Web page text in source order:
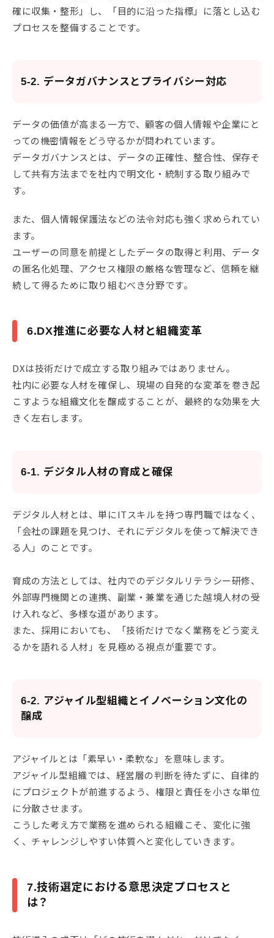
確に収集・整形」し、「目的に沿った指標」に落とし込む
プロセスを整備することです。
5-2. データガバナンスとプライバシー対応
データの価値が高まる一方で、顧客の個人情報や企業にと
っての機密情報をどう守るかが問われています。
データガバナンスとは、データの正確性、整合性、保存そ
して共有方法までを社内で明文化・統制する取り組みで
す。
また、個人情報保護法などの法令対応も強く求められてい
ます。
ユーザーの同意を前提としたデータの取得と利用、データ
の匿名化処理、アクセス権限の厳格な管理など、信頼を継
続して得るために取り組むべき分野です。
6.DX推進に必要な人材と組織変革
DXは技術だけで成立する取り組みではありません。
社内に必要な人材を確保し、現場の自発的な変革を巻き起
こすような組織文化を醸成することが、最終的な効果を大
きく左右します。
6-1. デジタル人材の育成と確保
デジタル人材とは、単にITスキルを持つ専門職ではなく、
「会社の課題を見つけ、それにデジタルを使って解決でき
る人」のことです。
育成の方法としては、社内でのデジタルリテラシー研修、
外部専門機関との連携、副業・兼業を通じた越境人材の受
け入れなど、多様な道があります。
また、採用においても、「技術だけでなく業務をどう変え
るかを語れる人材」を見極める視点が重要です。
6-2. アジャイル型組織とイノベーション文化の
醸成
アジャイルとは「素早い・柔軟な」を意味します。
アジャイル型組織では、経営層の判断を待たずに、自律的
にプロジェクトが前進するよう、権限と責任を小さな単位
に分散させます。
こうした考え方で業務を進められる組織こそ、変化に強
く、チャレンジしやすい体質へと変化していきます。
7.技術選定における意思決定プロセスと
は？